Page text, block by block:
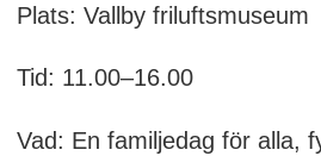
Plats: Vallby friluftsmuseum
Tid: 11.00–16.00
Vad: En familjedag för alla,